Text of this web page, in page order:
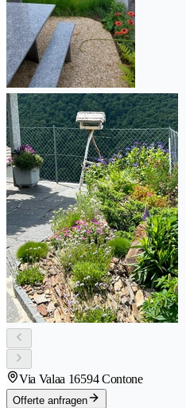
Via Valaa 16594 Contone
Offerte anfragen